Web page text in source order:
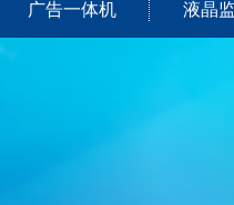
广告一体机 液晶